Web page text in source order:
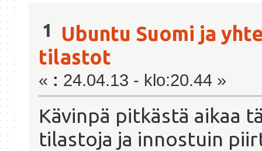
1
Ubuntu Suomi ja
tilastot
« : 24.04.13 - klo:20.44 »
Kävinpä pitkästä aikaa
tilastoja ja innostuin